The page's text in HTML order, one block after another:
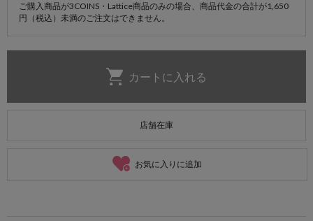
ご購入商品が3COINS・Lattice商品のみの場合、商品代金の合計が1,650
円（税込）未満のご注文はできません。
店舗在庫
お気に入りに追加